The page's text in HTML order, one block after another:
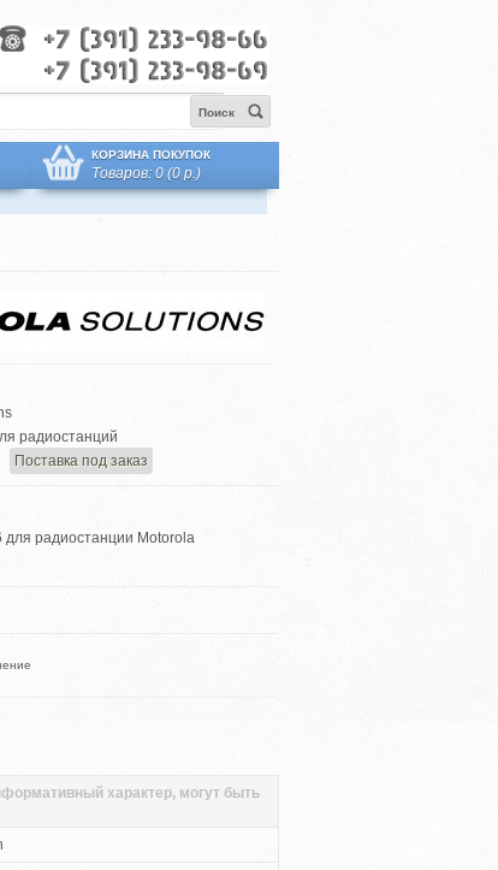
Поиск
КОРЗИНА ПОКУПОК
Товаров: 0 (0 р.)
радиостанций
Поставка под заказ
для радиостанции Motorola
характер, могут быть